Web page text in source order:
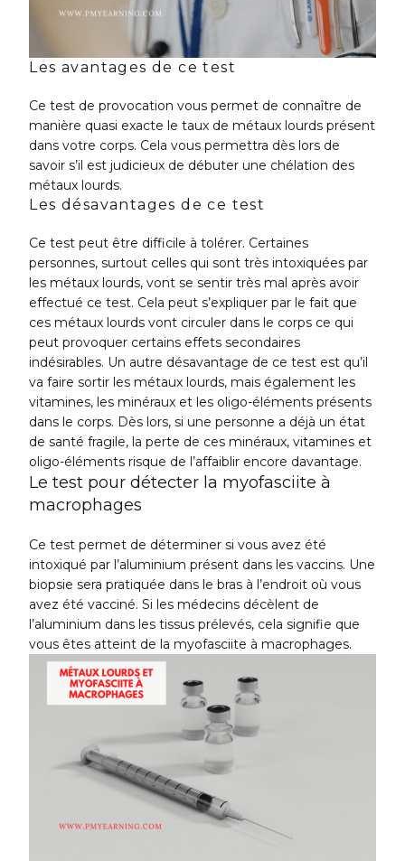
Les avantages de ce test
Ce test de provocation vous permet de connaître de
manière quasi exacte le taux de métaux lourds présent
dans votre corps. Cela vous permettra dès lors de
savoir s’il est judicieux de débuter une chélation des
métaux lourds.
Les désavantages de ce test
Ce test peut être difficile à tolérer. Certaines
personnes, surtout celles qui sont très intoxiquées par
les métaux lourds, vont se sentir très mal après avoir
effectué ce test. Cela peut s’expliquer par le fait que
ces métaux lourds vont circuler dans le corps ce qui
peut provoquer certains effets secondaires
indésirables. Un autre désavantage de ce test est qu’il
va faire sortir les métaux lourds, mais également les
vitamines, les minéraux et les oligo-éléments présents
dans le corps. Dès lors, si une personne a déjà un état
de santé fragile, la perte de ces minéraux, vitamines et
oligo-éléments risque de l’affaiblir encore davantage.
Le test pour détecter la myofasciite à
macrophages
Ce test permet de déterminer si vous avez été
intoxiqué par l’aluminium présent dans les vaccins. Une
biopsie sera pratiquée dans le bras à l’endroit où vous
avez été vacciné. Si les médecins décèlent de
l’aluminium dans les tissus prélevés, cela signifie que
vous êtes atteint de la myofasciite à macrophages.